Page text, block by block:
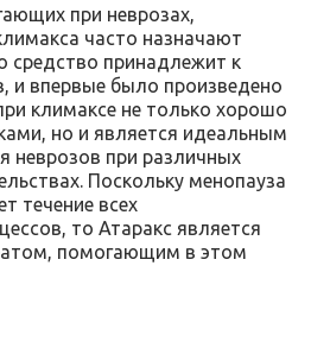
при неврозах,
часто назначают
средство принадлежит к
и впервые было произведено
климаксе не только хорошо
но и является идеальным
неврозов при различных
Поскольку менопауза
течение всех
то Атаракс является
помогающим в этом